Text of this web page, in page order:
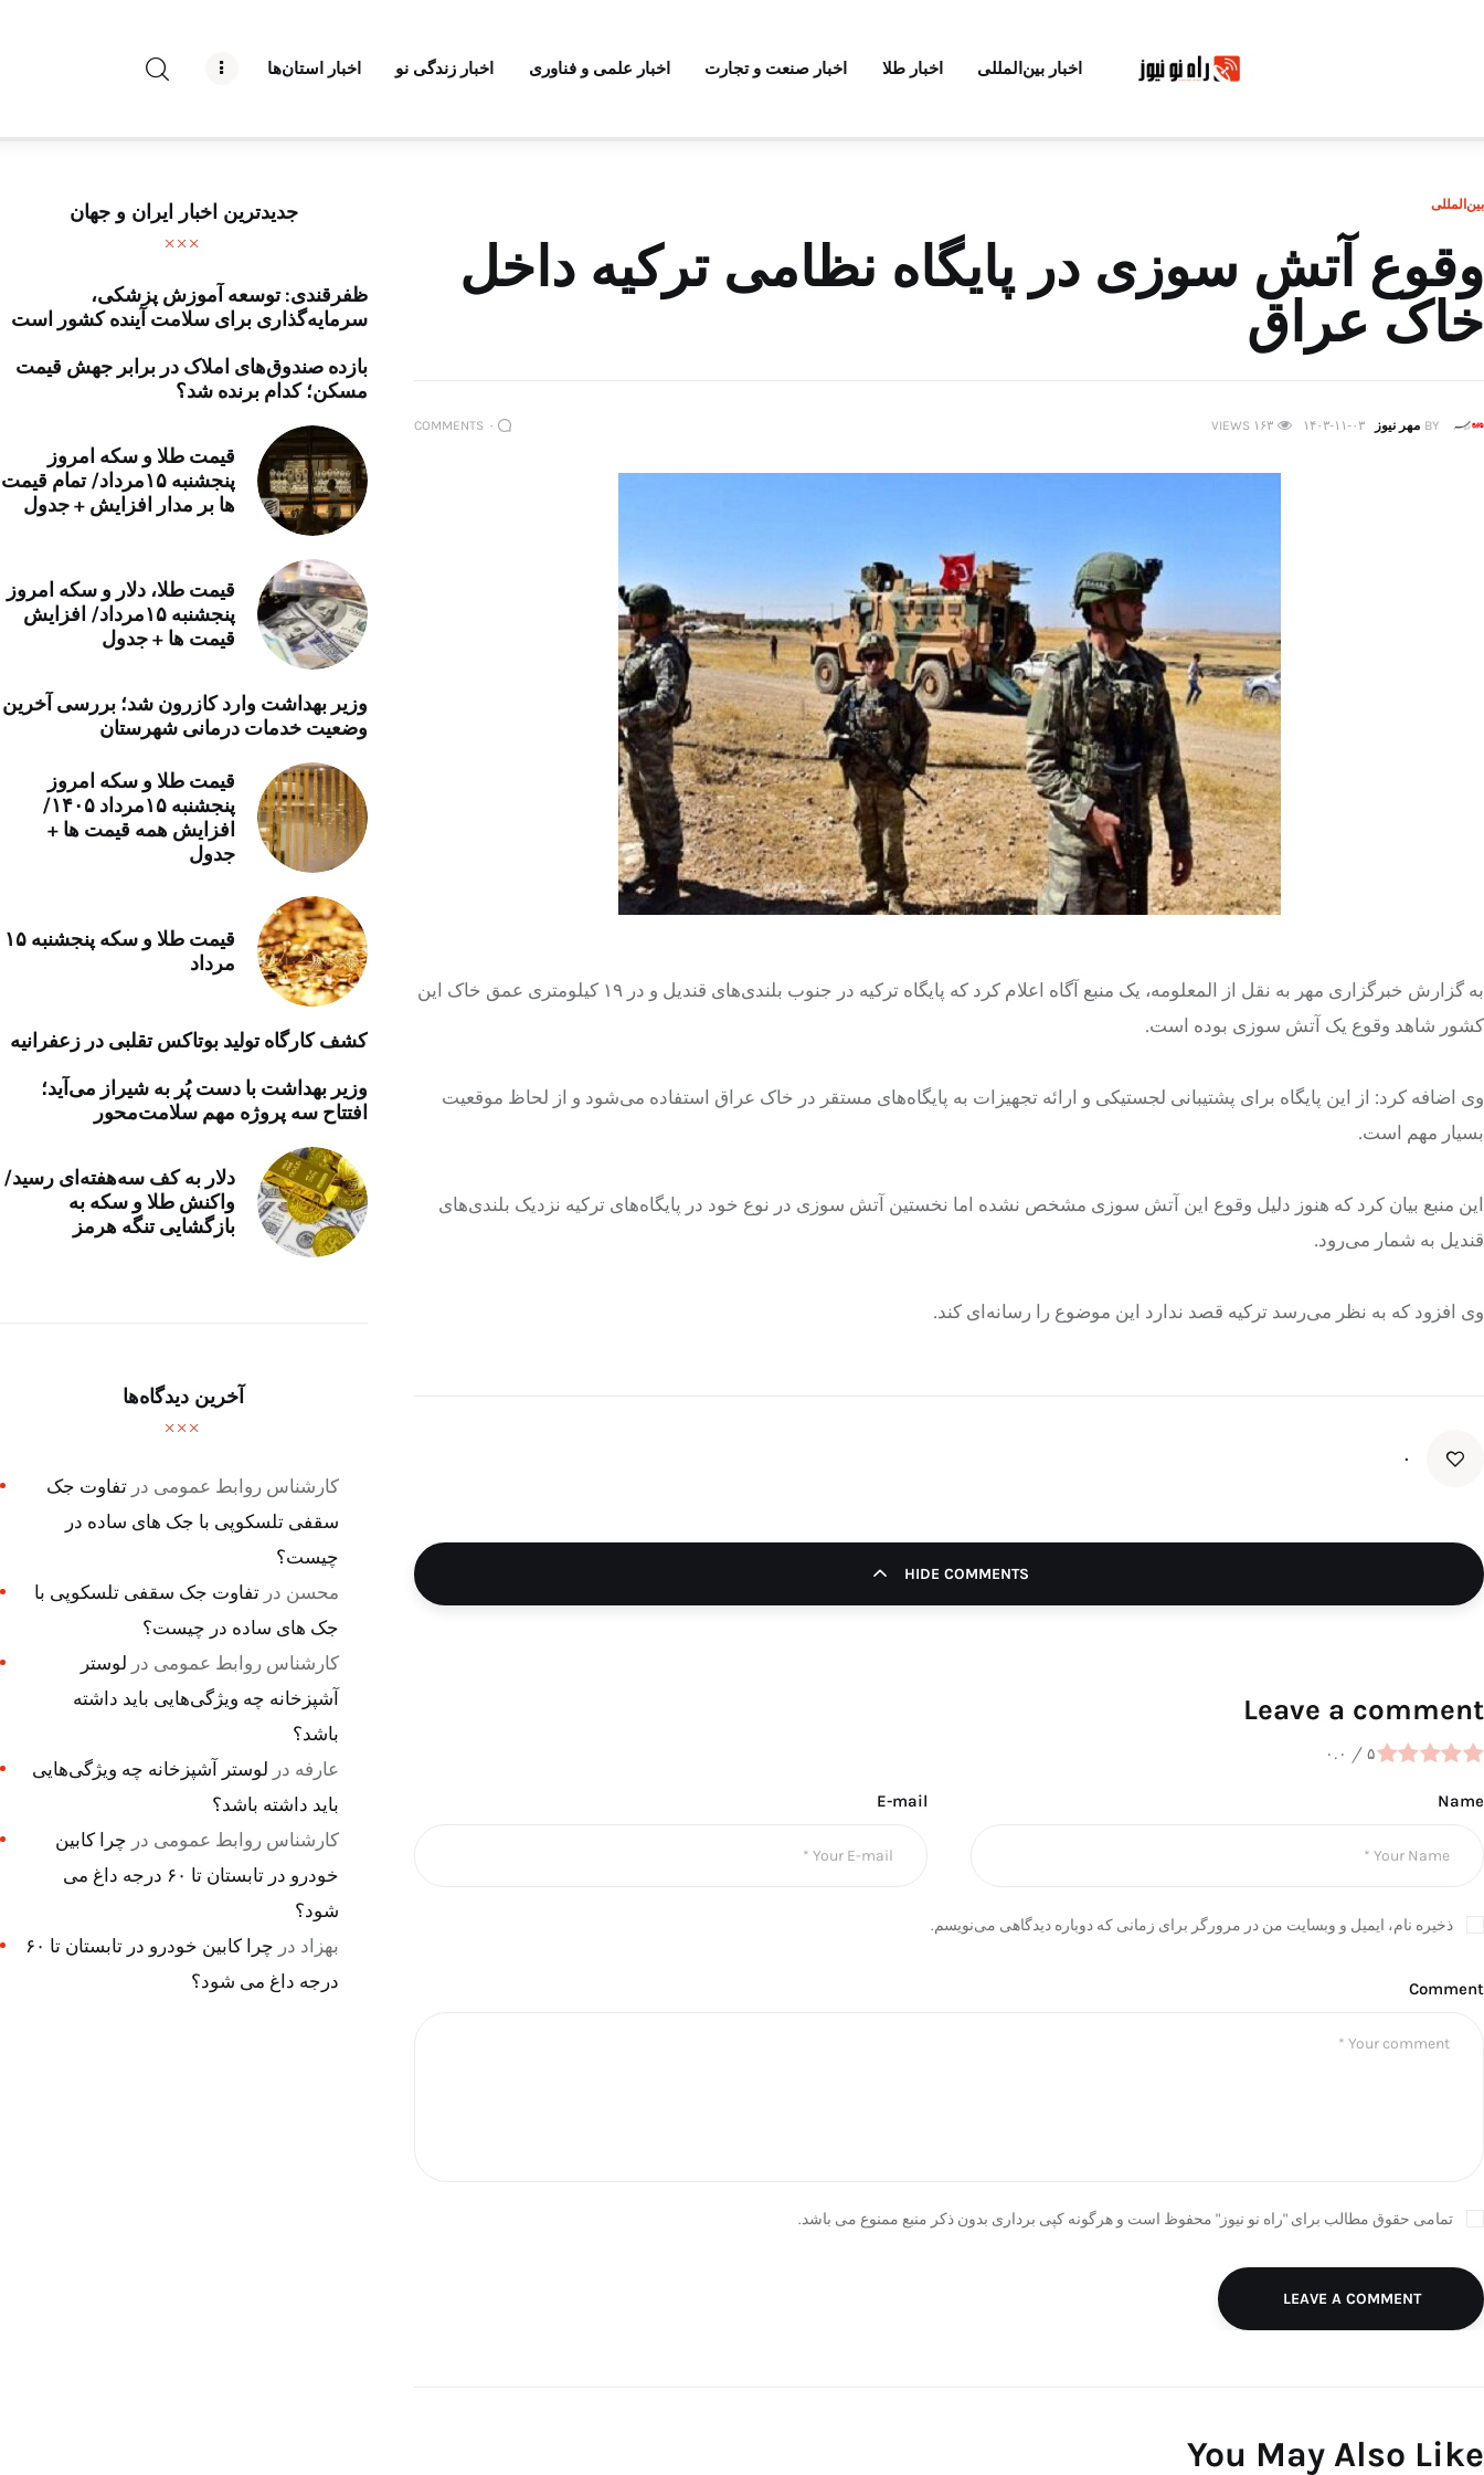
اخبار بین‌المللی اخبار طلا اخبار صنعت و تجارت اخبار علمی و فناوری اخبار زندگی نو اخبار استان‌ها
درباره راه‌ نو نیوز
تبلیغات راه نو نیوز
آوین دیلی
پایگاه خبری آبان
خرید موتور ایمپلنت
بین‌المللی
وقوع آتش سوزی در پایگاه نظامی ترکیه داخل
خاک عراق
BY مهر نیوز ۱۴۰۳-۱۱-۰۳ ۱۶۳ VIEWS ۰ COMMENTS
به گزارش خبرگزاری مهر به نقل از المعلومه، یک منبع آگاه اعلام کرد که پایگاه ترکیه در جنوب بلندی‌های قندیل و در ۱۹ کیلومتری عمق خاک این
کشور شاهد وقوع یک آتش سوزی بوده است.
وی اضافه کرد: از این پایگاه برای پشتیبانی لجستیکی و ارائه تجهیزات به پایگاه‌های مستقر در خاک عراق استفاده می‌شود و از لحاظ موقعیت
بسیار مهم است.
این منبع بیان کرد که هنوز دلیل وقوع این آتش سوزی مشخص نشده اما نخستین آتش سوزی در نوع خود در پایگاه‌های ترکیه نزدیک بلندی‌های
قندیل به شمار می‌رود.
وی افزود که به نظر می‌رسد ترکیه قصد ندارد این موضوع را رسانه‌ای کند.
۰
HIDE COMMENTS
Leave a comment
۰.۰ / ۵
Name
E-mail
ذخیره نام، ایمیل و وبسایت من در مرورگر برای زمانی که دوباره دیدگاهی می‌نویسم.
Comment
تمامی حقوق مطالب برای "راه نو نیوز" محفوظ است و هرگونه کپی برداری بدون ذکر منبع ممنوع می باشد.
LEAVE A COMMENT
You May Also Like
جدیدترین اخبار ایران و جهان
ظفرقندی: توسعه آموزش پزشکی،
سرمایه‌گذاری برای سلامت آینده کشور است
بازده صندوق‌های املاک در برابر جهش قیمت
مسکن؛ کدام برنده شد؟
قیمت طلا و سکه امروز
پنجشنبه ۱۵مرداد/ تمام قیمت
ها بر مدار افزایش + جدول
قیمت طلا، دلار و سکه امروز
پنجشنبه ۱۵مرداد/ افزایش
قیمت ها + جدول
وزیر بهداشت وارد کازرون شد؛ بررسی آخرین
وضعیت خدمات درمانی شهرستان
قیمت طلا و سکه امروز
پنجشنبه ۱۵مرداد ۱۴۰۵/
افزایش همه قیمت ها +
جدول
قیمت طلا و سکه پنجشنبه ۱۵
مرداد
کشف کارگاه تولید بوتاکس تقلبی در زعفرانیه
وزیر بهداشت با دست پُر به شیراز می‌آید؛
افتتاح سه پروژه مهم سلامت‌محور
دلار به کف سه‌هفته‌ای رسید/
واکنش طلا و سکه به
بازگشایی تنگه هرمز
آخرین دیدگاه‌ها
کارشناس روابط عمومی در تفاوت جک
سقفی تلسکوپی با جک های ساده در
چیست؟
محسن در تفاوت جک سقفی تلسکوپی با
جک های ساده در چیست؟
کارشناس روابط عمومی در لوستر
آشپزخانه چه ویژگی‌هایی باید داشته
باشد؟
عارفه در لوستر آشپزخانه چه ویژگی‌هایی
باید داشته باشد؟
کارشناس روابط عمومی در چرا کابین
خودرو در تابستان تا ۶۰ درجه داغ می
شود؟
بهزاد در
چرا کابین خودرو در تابستان تا ۶۰
درجه داغ می شود؟